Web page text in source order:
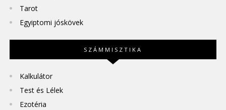
Tarot
Egyiptomi jóskövek
SZÁMMISZTIKA
Kalkulátor
Test és Lélek
Ezotéria